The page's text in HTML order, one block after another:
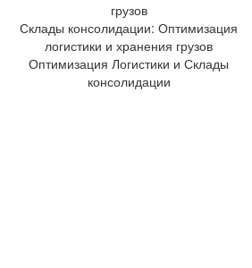
Склады консолидации: Оптимизация
логистики и хранения грузов
Оптимизация Логистики и Склады
консолидации